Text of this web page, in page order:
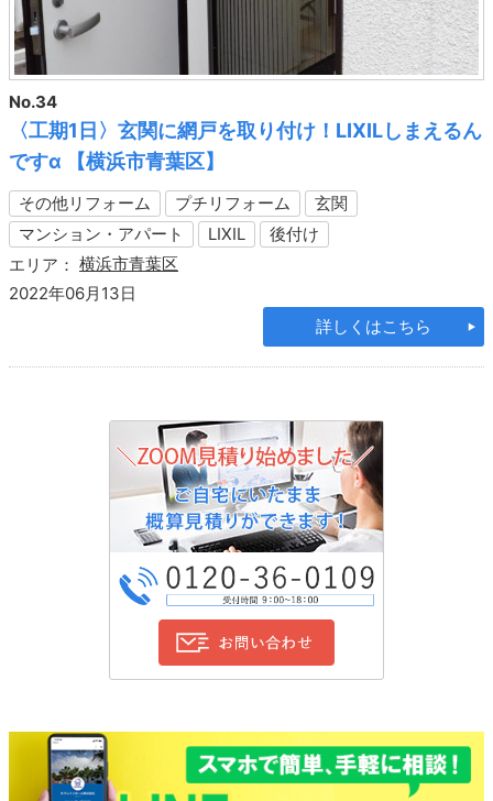
No.34
〈工期1日〉玄関に網戸を取り付け！LIXILしまえるん
ですα 【横浜市青葉区】
その他リフォーム プチリフォーム
玄関
マンション・アパート
LIXIL
後付け
エリア： 横浜市青葉区
2022年06月13日
詳しくはこちら